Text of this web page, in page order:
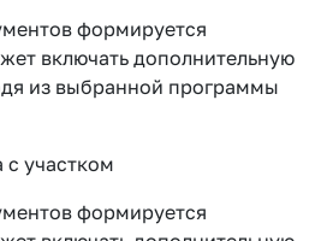
формируется
включать дополнительную
из выбранной программы
участком
формируется